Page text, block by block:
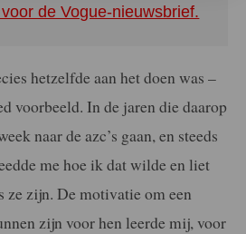
de Vogue-nieuwsbrief.
hetzelfde aan het doen was –
voorbeeld. In de jaren die daarop
naar de azc’s gaan, en steeds
me hoe ik dat wilde en liet
ze zijn. De motivatie om een
zijn voor hen leerde mij, voor